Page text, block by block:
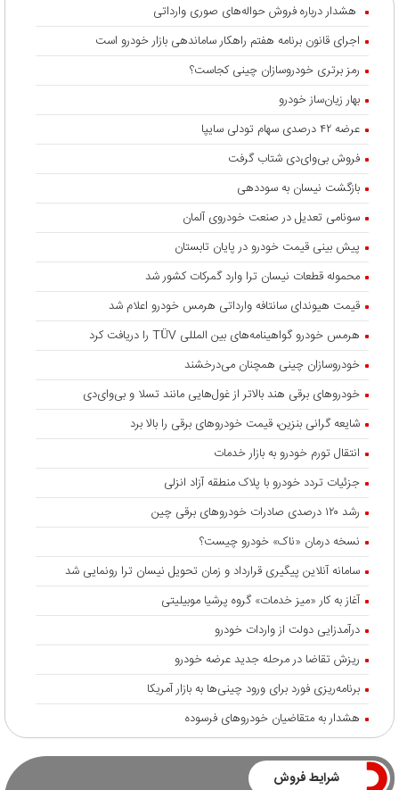
هشدار درباره فروش حواله‌های صوری وارداتی
اجرای قانون برنامه هفتم راهکار ساماندهی بازار خودرو است
رمز برتری خودروسازان چینی کجاست؟
بهار زیان‌ساز خودرو
عرضه ۴۲ درصدی سهام تودلی سایپا
فروش بی‌وای‌دی شتاب گرفت
بازگشت نیسان به سوددهی
سونامی تعدیل در صنعت خودروی آلمان
پیش بینی قیمت خودرو در پایان تابستان
محموله قطعات نیسان ترا وارد گمرکات کشور شد
قیمت هیوندای سانتافه وارداتی هرمس خودرو اعلام شد
هرمس خودرو گواهینامه‌های بین المللی TÜV را دریافت کرد
خودروسازان چینی همچنان می‌درخشند
خودروهای برقی هند بالاتر از غول‌هایی مانند تسلا و بی‌وای‌دی
شایعه گرانی بنزین، قیمت خودروهای برقی را بالا برد
انتقال تورم خودرو به بازار خدمات
جزئیات تردد خودرو با پلاک منطقه آزاد انزلی
رشد ۱۲۰ درصدی صادرات خودروهای برقی چین
نسخه درمان «ناک» خودرو چیست؟
سامانه آنلاین پیگیری قرارداد‌ و زمان تحویل نیسان ترا رونمایی شد
آغاز به کار «میز خدمات» گروه پرشیا موبیلیتی
درآمدزایی دولت از واردات خودرو
ریزش تقاضا در مرحله جدید عرضه خودرو
برنامه‌ریزی فورد برای ورود چینی‌ها به بازار آمریکا
هشدار به متقاضیان خودروهای فرسوده
شرایط فروش